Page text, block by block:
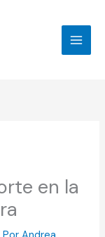
en la